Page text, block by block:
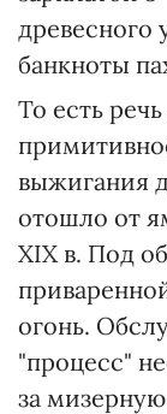
древесного
банкноты
То есть
выжигания
отошло от
XIX в. Под
огонь.
"процесс"
за